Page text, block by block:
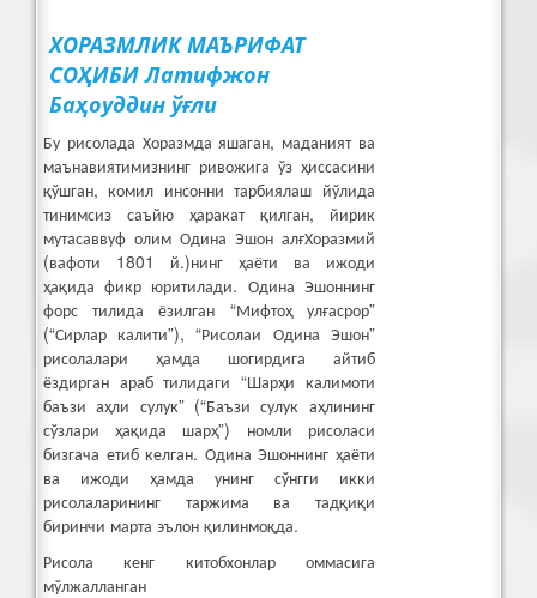
ХОРАЗМЛИК МАЪРИФАТ
СОҲИБИ Латифжон
Баҳоуддин ўғли
Бу рисолада Хоразмда яшаган, маданият ва
маънавиятимизнинг ривожига ўз ҳиссасини
қўшган, комил инсонни тарбиялаш йўлида
тинимсиз саъйю ҳаракат қилган, йирик
мутасаввуф олим Одина Эшон алғХоразмий
(вафоти 1801 й.)нинг ҳаёти ва ижоди
ҳақида фикр юритилади. Одина Эшоннинг
форс тилида ёзилган “Мифтоҳ улғасрор”
(“Сирлар калити”), “Рисолаи Одина Эшон”
рисолалари ҳамда шогирдига айтиб
ёздирган араб тилидаги “Шарҳи калимоти
баъзи аҳли сулук” (“Баъзи сулук аҳлининг
сўзлари ҳақида шарҳ”) номли рисоласи
бизгача етиб келган. Одина Эшоннинг ҳаёти
ва ижоди ҳамда унинг сўнгги икки
рисолаларининг таржима ва тадқиқи
биринчи марта эълон қилинмоқда.
Рисола кенг китобхонлар оммасига
мўлжалланган